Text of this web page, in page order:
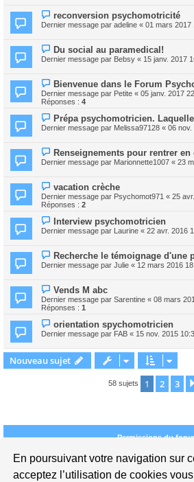
En poursuivant votre navigation sur
acceptez l’utilisation de cookies
reconversion psychomotricité
Dernier message par adeline « 01 mars 2017
Du social au paramedical!
Dernier message par Bebsy « 15 janv. 2017
Bienvenue dans le Forum
Dernier message par Petite « 05 janv. 2017
Réponses : 4
Prépa psychomotricien.
Dernier message par Melissa97128 « 06 nov.
Renseignements pour rentrer
Dernier message par Marionnette1007 « 23
vacation crèche
Dernier message par Psychomot971 « 25
Réponses : 2
Interview psychomotricien
Dernier message par Laurine « 22 avr. 2016
Recherche le témoignage d'une
Dernier message par Julie « 12 mars 2016
Vends M abc
Dernier message par Sarentine « 08 mars
Réponses : 1
orientation spychomotricien
Dernier message par FAB « 15 nov. 2015
Nouveau sujet
58 sujets 1 2 3
Permissions du
Vous ne pouvez pas publier de nouveaux sujets dans
Vousne pouvez pasrépondre aux sujets dans ce